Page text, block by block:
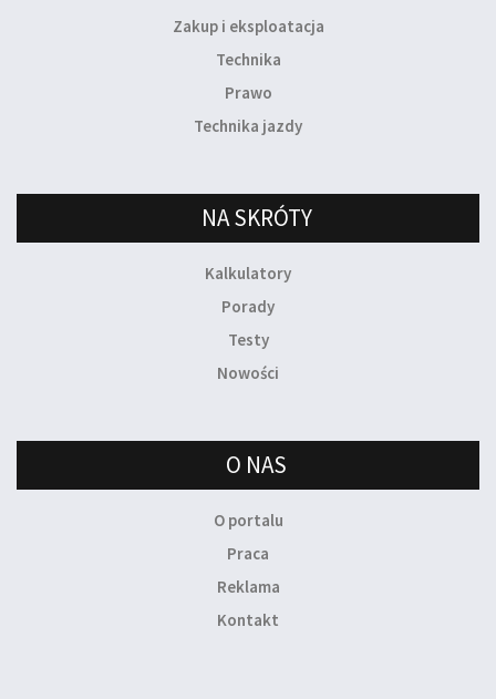
Zakup i eksploatacja
Technika
Prawo
Technika jazdy
NA SKRÓTY
Kalkulatory
Porady
Testy
Nowości
O NAS
O portalu
Praca
Reklama
Kontakt